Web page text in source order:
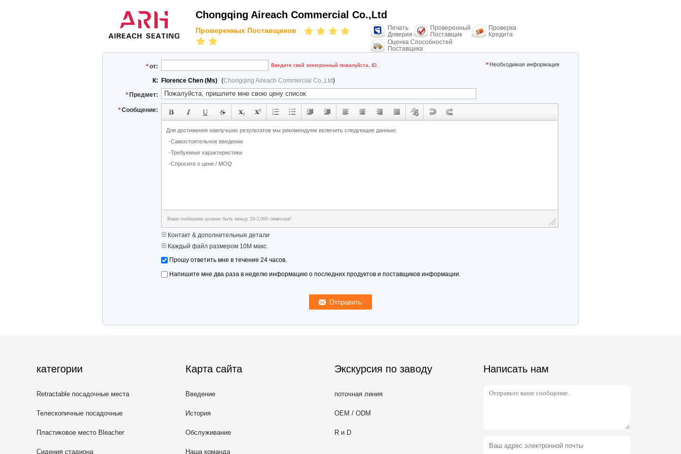
Chongqing Aireach Commercial Co.,Ltd
Проверенных Поставщиков
Печать
Доверия
Проверенный
Поставщик
Проверка
Кредита
Оценка Способностей
Поставщика
от: Введите свой электронный пожалуйста, ID. Необходимая информация
К: Florence Chen (Ms) (Chongqing Aireach Commercial Co.,Ltd)
Предмет:
Сообщение:
Ваше сообщение должно быть между 20-3,000 символов!
Контакт & дополнительные детали
Каждый файл размером 10M макс.
Прошу ответить мне в течение 24 часов.
Напишите мне два раза в неделю информацию о последних продуктов и поставщиков информации.
категории
Retractable посадочные места
Bleacher
Телескопичные посадочные
места Bleacher
Пластиковое место Bleacher
Сидения стадиона
Карта сайта
Введение
История
Обслуживание
Наша команда
Экскурсия по заводу
поточная линия
OEM / ODM
R и D
Написать нам